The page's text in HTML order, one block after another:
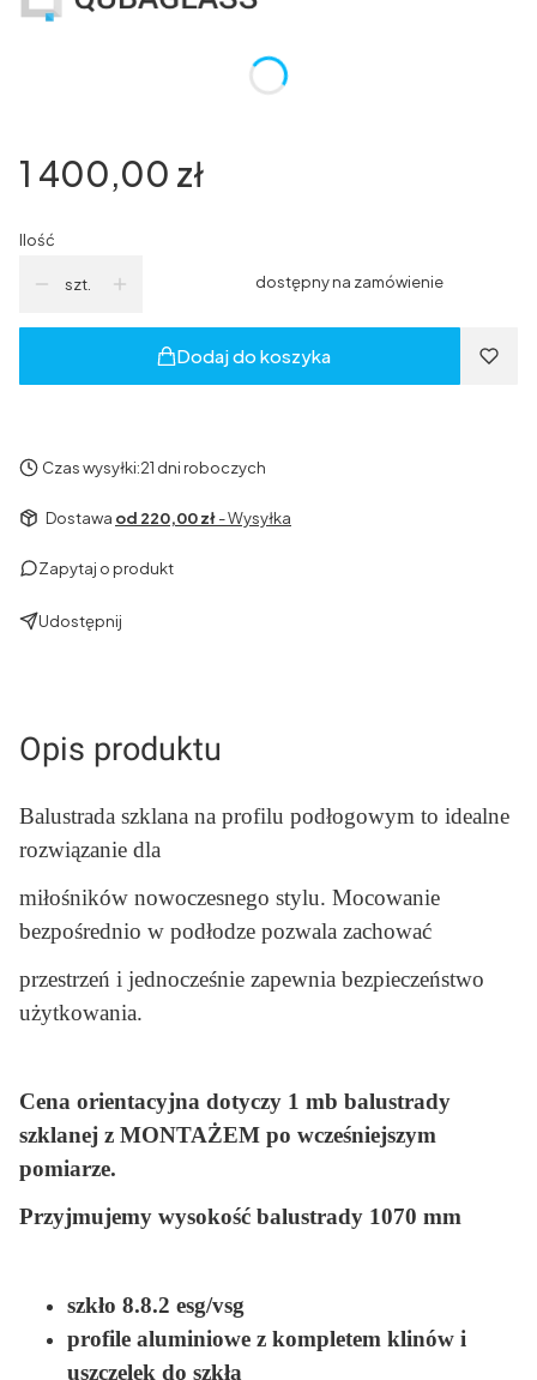
Poszczególne warianty mogą różnić się ceną
Cena
1 400,00 zł
Ilość
szt. dostępny na zamówienie
Dodaj do koszyka
Czas wysyłki:21 dni roboczych
Dostawa od 220,00 zł- Wysyłka
Zapytaj o produkt
Udostępnij
Opis produktu
Balustrada szklana na profilu podłogowym to idealne
rozwiązanie dla
miłośników nowoczesnego stylu. Mocowanie
bezpośrednio w podłodze pozwala zachować
przestrzeń i jednocześnie zapewnia bezpieczeństwo
użytkowania.
Cena orientacyjna dotyczy 1 mb balustrady
szklanej z MONTAŻEM po wcześniejszym
pomiarze.
Przyjmujemy wysokość balustrady 1070 mm
szkło 8.8.2 esg/vsg
profile aluminiowe z kompletem klinów i
uszczelek do szkła